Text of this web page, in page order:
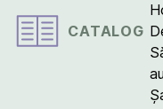
CATALOG